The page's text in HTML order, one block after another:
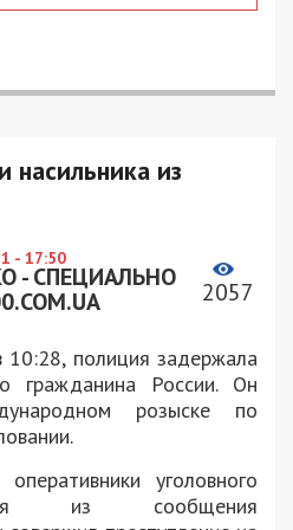
насильника из
- 17:50
- СПЕЦИАЛЬНО
2057
10:28, полиция задержала
гражданина России. Он
розыске по
уголовного
из сообщения